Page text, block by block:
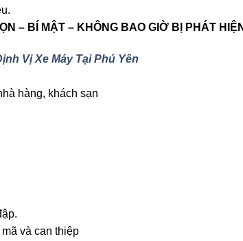
– BÍ MẬT – KHÔNG BAO GIỜ BỊ PHÁT
Vị Xe Máy Tại Phú Yên
hàng, khách sạn
và can thiệp